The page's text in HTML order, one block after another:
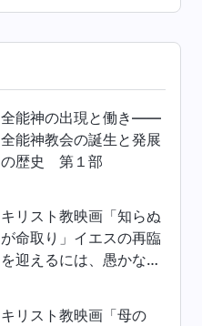
全能神の出現と働き——
全能神教会の誕生と発展
の歴史 第１部
キリスト教映画「知らぬ
が命取り」イエスの再臨
を迎えるには、愚かな乙
キリスト教映画「母の